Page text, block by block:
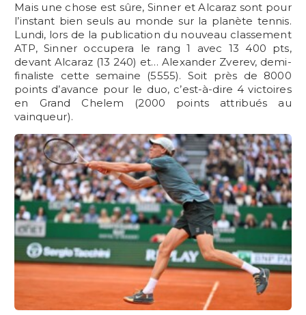
Mais une chose est sûre, Sinner et Alcaraz sont pour
l’instant bien seuls au monde sur la planète tennis.
Lundi, lors de la publication du nouveau classement
ATP, Sinner occupera le rang 1 avec 13 400 pts,
devant Alcaraz (13 240) et… Alexander Zverev, demi-
finaliste cette semaine (5555). Soit près de 8000
points d’avance pour le duo, c’est-à-dire 4 victoires
en Grand Chelem (2000 points attribués au
vainqueur).